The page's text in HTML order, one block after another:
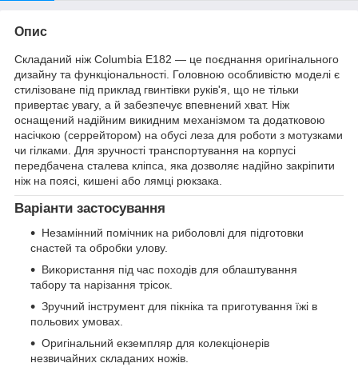
Опис
Складаний ніж Columbia Е182 — це поєднання оригінального
дизайну та функціональності. Головною особливістю моделі є
стилізоване під приклад гвинтівки руків'я, що не тільки
привертає увагу, а й забезпечує впевнений хват. Ніж
оснащений надійним викидним механізмом та додатковою
насічкою (серрейтором) на обусі леза для роботи з мотузками
чи гілками. Для зручності транспортування на корпусі
передбачена сталева кліпса, яка дозволяє надійно закріпити
ніж на поясі, кишені або лямці рюкзака.
Варіанти застосування
Незамінний помічник на риболовлі для підготовки
снастей та обробки улову.
Використання під час походів для облаштування
табору та нарізання трісок.
Зручний інструмент для пікніка та приготування їжі в
польових умовах.
Оригінальний екземпляр для колекціонерів
незвичайних складаних ножів.